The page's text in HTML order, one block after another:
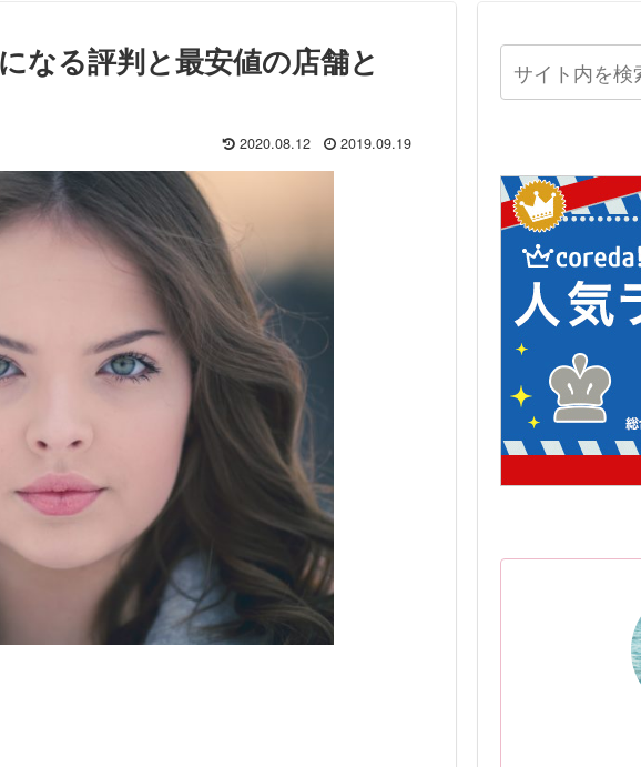
なる評判と最安値の店舗と
2020.08.12 2019.09.19